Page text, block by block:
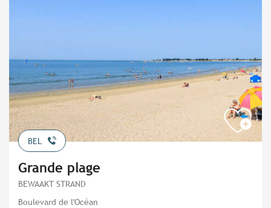
BEL
Grande plage
BEWAAKT STRAND
Boulevard de l'Océan